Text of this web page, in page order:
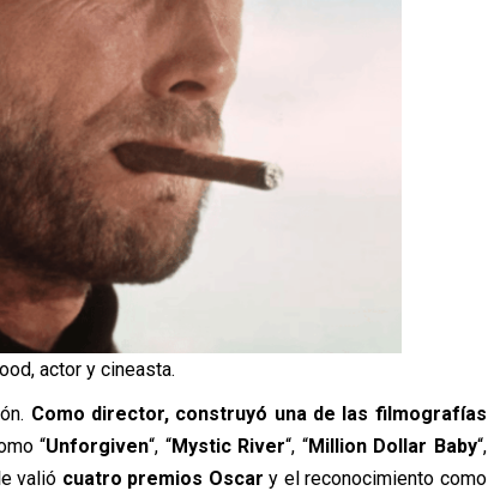
actor y cineasta.
Como director, construyó una de las filmografías
“Unforgiven“, “Mystic River“, “Million Dollar Baby“,
valió cuatro premios Oscar y el reconocimiento como